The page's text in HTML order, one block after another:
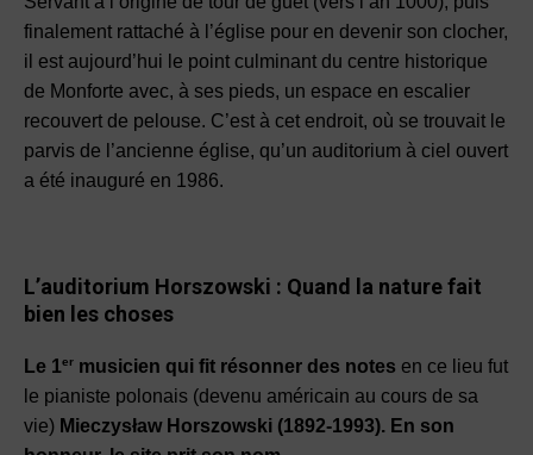
finalement rattaché à l’église pour en devenir son clocher,
il est aujourd’hui le point culminant du centre historique
de Monforte avec, à ses pieds, un espace en escalier
recouvert de pelouse. C’est à cet endroit, où se trouvait le
parvis de l’ancienne église, qu’un auditorium à ciel ouvert
a été inauguré en 1986.
L’auditorium Horszowski : Quand la nature fait
bien les choses
Le 1er musicien qui fit résonner des notes en ce lieu fut
le pianiste polonais (devenu américain au cours de sa
vie) Mieczysław Horszowski (1892-1993). En son